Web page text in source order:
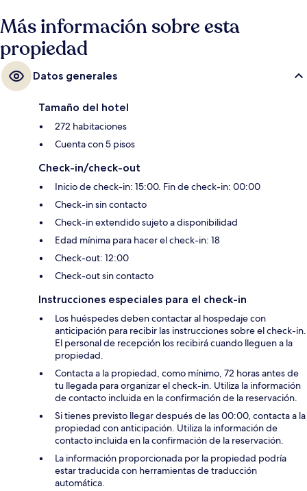
Más información sobre esta
propiedad
Datos generales
Tamaño del hotel
272 habitaciones
Cuenta con 5 pisos
Check-in/check-out
Inicio de check-in: 15:00. Fin de check-in: 00:00
Check-in sin contacto
Check-in extendido sujeto a disponibilidad
Edad mínima para hacer el check-in: 18
Check-out: 12:00
Check-out sin contacto
Instrucciones especiales para el check-in
Los huéspedes deben contactar al hospedaje con
anticipación para recibir las instrucciones sobre el check-in.
El personal de recepción los recibirá cuando lleguen a la
propiedad.
Contacta a la propiedad, como mínimo, 72 horas antes de
tu llegada para organizar el check-in. Utiliza la información
de contacto incluida en la confirmación de la reservación.
Si tienes previsto llegar después de las 00:00, contacta a la
propiedad con anticipación. Utiliza la información de
contacto incluida en la confirmación de la reservación.
La información proporcionada por la propiedad podría
estar traducida con herramientas de traducción
automática.